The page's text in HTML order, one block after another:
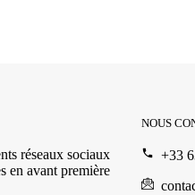
réseaux sociaux
en avant première
NOUS
+33